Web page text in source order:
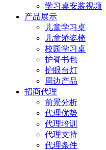
学习桌安装视频
产品展示
儿童学习桌
儿童矫姿椅
校园学习桌
护脊书包
护眼台灯
周边产品
招商代理
前景分析
代理优势
代理培训
代理支持
代理条件